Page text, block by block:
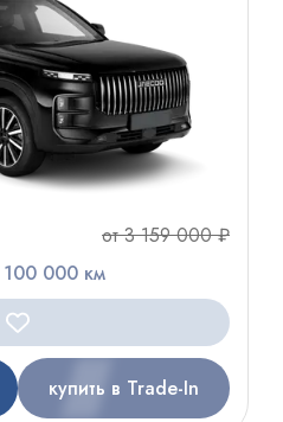
от 3 159 000 ₽
100 000 км
купить в Trade-In